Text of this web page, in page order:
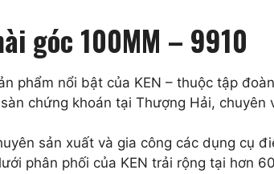
góc 100MM – 9910
phẩm nổi bật của KEN – thuộc tập
chứng khoán tại Thượng Hải, chuyên
sản xuất và gia công các dụng cụ
phân phối của KEN trải rộng tại hơn